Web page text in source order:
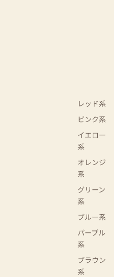
レッド系
ピンク系
イエロー
系
オレンジ
系
グリーン
系
ブルー系
パープル
系
ブラウン
系